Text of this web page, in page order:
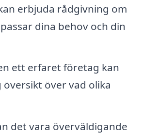
erbjuda rådgivning om
dina behov och din
ett erfaret företag kan
över vad olika
det vara överväldigande